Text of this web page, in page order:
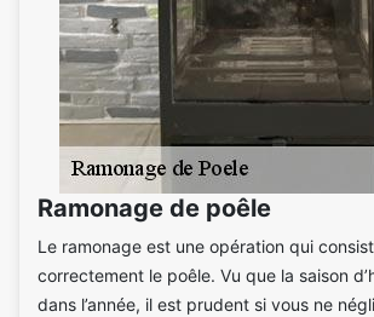
Ramonage de poêle
Le ramonage est une opération qui
correctement le poêle. Vu que la saison
dans l’année, il est prudent si vous ne